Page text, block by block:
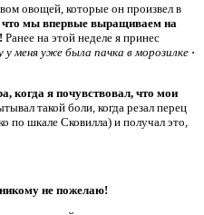
овощей, которые он произвел в
мы впервые выращиваем на
Ранее на этой неделе я принес
у меня уже была пачка в морозилке ·
когда я почувствовал, что мои
такой боли, когда резал перец
по шкале Сковилла) и получал это,
не пожелаю!